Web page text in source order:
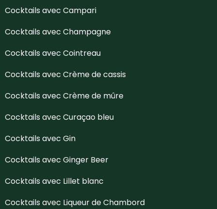
Cocktails avec Campari
Cocktails avec Champagne
Cocktails avec Cointreau
Cocktails avec Crème de cassis
Cocktails avec Crème de mûre
Cocktails avec Curaçao bleu
Cocktails avec Gin
Cocktails avec Ginger Beer
Cocktails avec Lillet blanc
Cocktails avec Liqueur de Chambord